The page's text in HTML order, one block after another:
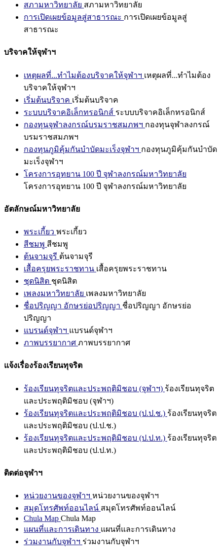
สภามหาวิทยาลัย สภามหาวิทยาลัย
การเปิดเผยข้อมูลสู่สาธารณะ การเปิดเผยข้อมูลสู่
สาธารณะ
บริจาคให้จุฬาฯ
เหตุผลที่...ทำไมต้องบริจาคให้จุฬาฯ เหตุผลที่...ทำไมต้อง
บริจาคให้จุฬาฯ
เริ่มต้นบริจาค เริ่มต้นบริจาค
ระบบบริจาคอิเล็กทรอนิกส์ ระบบบริจาคอิเล็กทรอนิกส์
กองทุนจุฬาลงกรณ์บรมราชสมภพฯ กองทุนจุฬาลงกรณ์
บรมราชสมภพฯ
กองทุนภูมิคุ้มกันบำบัดมะเร็งจุฬาฯ กองทุนภูมิคุ้มกันบำบัด
มะเร็งจุฬาฯ
โครงการอุทยาน 100 ปี จุฬาลงกรณ์มหาวิทยาลัย
โครงการอุทยาน 100 ปี จุฬาลงกรณ์มหาวิทยาลัย
อัตลักษณ์มหาวิทยาลัย
พระเกี้ยว พระเกี้ยว
สีชมพู สีชมพู
ต้นจามจุรี ต้นจามจุรี
เสื้อครุยพระราชทาน เสื้อครุยพระราชทาน
ชุดนิสิต ชุดนิสิต
เพลงมหาวิทยาลัย เพลงมหาวิทยาลัย
ชื่อปริญญา อักษรย่อปริญญา ชื่อปริญญา อักษรย่อ
ปริญญา
แบรนด์จุฬาฯ แบรนด์จุฬาฯ
ภาพบรรยากาศ ภาพบรรยากาศ
แจ้งเรื่องร้องเรียนทุจริต
ร้องเรียนทุจริตและประพฤติมิชอบ (จุฬาฯ) ร้องเรียนทุจริต
และประพฤติมิชอบ (จุฬาฯ)
ร้องเรียนทุจริตและประพฤติมิชอบ (ป.ป.ช.) ร้องเรียนทุจริต
และประพฤติมิชอบ (ป.ป.ช.)
ร้องเรียนทุจริตและประพฤติมิชอบ (ป.ป.ท.) ร้องเรียนทุจริต
และประพฤติมิชอบ (ป.ป.ท.)
ติดต่อจุฬาฯ
หน่วยงานของจุฬาฯ หน่วยงานของจุฬาฯ
สมุดโทรศัพท์ออนไลน์ สมุดโทรศัพท์ออนไลน์
Chula Map Chula Map
แผนที่และการเดินทาง แผนที่และการเดินทาง
ร่วมงานกับจุฬาฯ ร่วมงานกับจุฬาฯ